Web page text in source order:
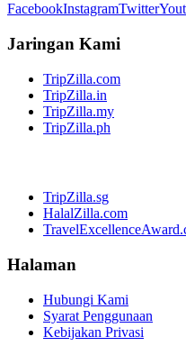
FacebookInstagramTwitter
Jaringan Kami
TripZilla.com
TripZilla.in
TripZilla.my
TripZilla.ph
TripZilla.sg
HalalZilla.com
Halaman
Hubungi Kami
Syarat Penggunaan
Kebijakan Privasi